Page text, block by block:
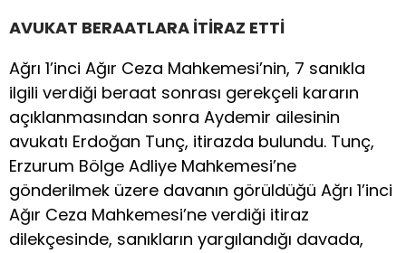
AVUKAT BERAATLARA İTİRAZ ETTİ
Ağrı 1’inci Ağır Ceza Mahkemesi’nin, 7 sanıkla
ilgili verdiği beraat sonrası gerekçeli kararın
açıklanmasından sonra Aydemir ailesinin
avukatı Erdoğan Tunç, itirazda bulundu. Tunç,
Erzurum Bölge Adliye Mahkemesi’ne
gönderilmek üzere davanın görüldüğü Ağrı 1’inci
Ağır Ceza Mahkemesi’ne verdiği itiraz
dilekçesinde, sanıkların yargılandığı davada,